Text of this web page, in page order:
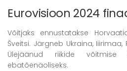
Eurovisioon 2024
Võitjaks ennustatakse
Šveitsi. Järgneb Ukraina,
Ülejäänud riikide võitmise
ebatõenäoliseks.